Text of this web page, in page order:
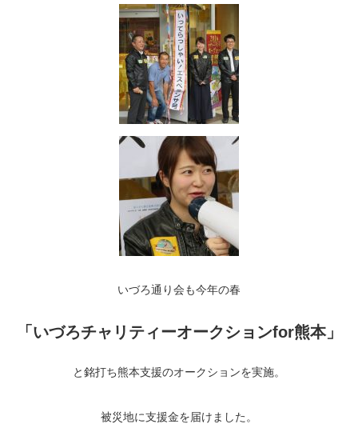
いづろ通り会も今年の春
「いづろチャリティーオークションfor熊本」
と銘打ち熊本支援のオークションを実施。
被災地に支援金を届けました。